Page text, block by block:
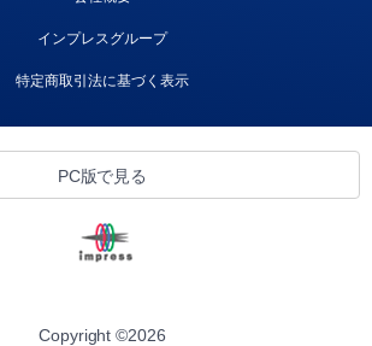
インプレスグループ
特定商取引法に基づく表示
PC版で見る
Copyright ©2026